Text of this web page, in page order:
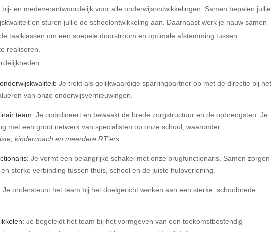
en medeverantwoordelijk voor alle onderwijsontwikkelingen. Samen bepalen jullie
en sturen jullie de schoolontwikkeling aan. Daarnaast werk je nauw samen
taalklassen om een soepele doorstroom en optimale afstemming tussen
realiseren.
Je trekt als gelijkwaardige sparringpartner op met de directie bij het
van onze onderwijsvernieuwingen.
team: Je coördineert en bewaakt de brede zorgstructuur en de opbrengsten. Je
met een groot netwerk van specialisten op onze school, waaronder
kindercoach en meerdere RT’ers
Je vormt een belangrijke schakel met onze brugfunctionaris. Samen zorgen
sterke verbinding tussen thuis, school en de juiste hulpverlening.
Je ondersteunt het team bij het doelgericht werken aan een sterke, schoolbrede
Je begeleidt het team bij het vormgeven van een toekomstbestendig